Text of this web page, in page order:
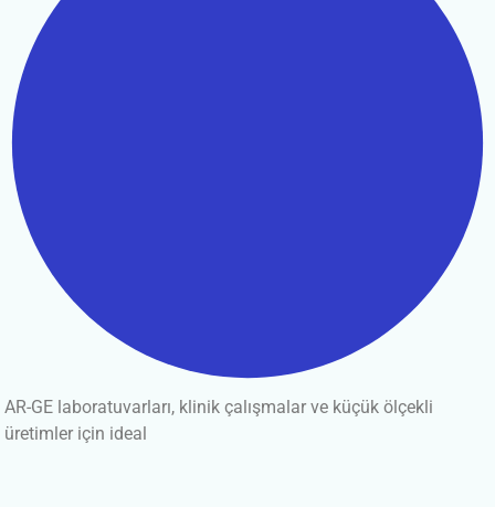
AR-GE laboratuvarları, klinik çalışmalar ve küçük ölçekli
üretimler için ideal